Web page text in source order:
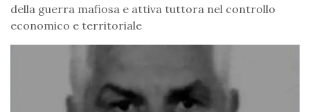
della guerra mafiosa e attiva tuttora nel controllo
economico e territoriale